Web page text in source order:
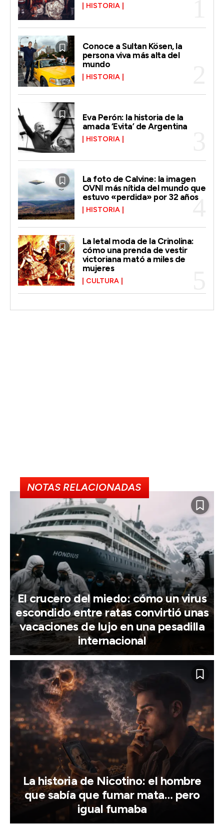
HISTORIA
Conoce a Sultan Kösen, la
persona viva más alta del
mundo
HISTORIA
Eva Perón: la historia de la
amada ‘Evita’ de Argentina
HISTORIA
La foto de Calvine: la imagen
OVNI más nítida del mundo que
estuvo «perdida» por 32 años
HISTORIA
La letal moda de la Crinolina:
cómo una prenda de vestir
victoriana mató a miles de
mujeres
CULTURA
NOTAS RELACIONADAS
El crucero del miedo: cómo un virus
escondido entre ratas convirtió unas
vacaciones de lujo en una pesadilla
internacional
La historia de Nicotino: el hombre
que sabía que fumar mata… pero
igual fumaba